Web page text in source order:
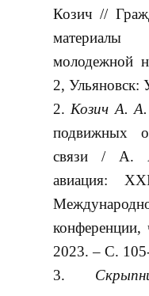
Козич //
молодежной
2,
Козич А. А.
подвижных
связи / А.
авиация:
2023. – С.